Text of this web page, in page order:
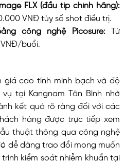
FLX (đầu tip chính hãng):
VNĐ tùy số shot điều trị.
công nghệ Picosure: Từ
buổi.
giá cao tính minh bạch và độ
tại Kangnam Tân Bình nhờ
kết quả rõ ràng đối với các
hàng được trực tiếp xem
thuật thông qua công nghệ
dễ dàng trao đổi mong muốn
kiểm soát nhiễm khuẩn tại